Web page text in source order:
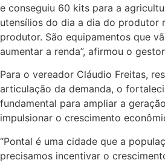
e conseguiu 60 kits para a
utensílios do dia a dia do produtor
produtor. São equipamentos que
aumentar a renda”, afirmou o
Para o vereador Cláudio Freitas,
articulação da demanda, o
fundamental para ampliar a
impulsionar o crescimento
“Pontal é uma cidade que a
precisamos incentivar o